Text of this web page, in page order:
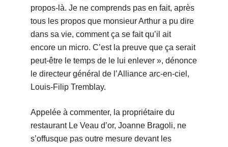
propos-là. Je ne comprends pas en fait, après
tous les propos que monsieur Arthur a pu dire
dans sa vie, comment ça se fait qu’il ait
encore un micro. C’est la preuve que ça serait
peut-être le temps de le lui enlever », dénonce
le directeur général de l’Alliance arc-en-ciel,
Louis-Filip Tremblay.
Appelée à commenter, la propriétaire du
restaurant Le Veau d’or, Joanne Bragoli, ne
s’offusque pas outre mesure devant les